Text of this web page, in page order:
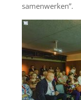
samenwerken”.